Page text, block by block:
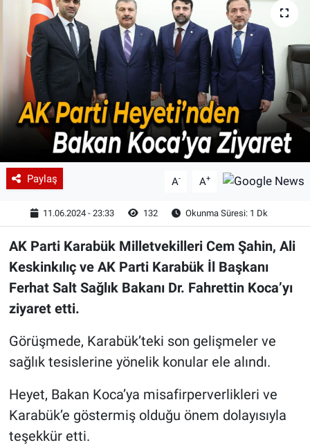
Paylaş A- A+
11.06.2024 - 23:33 132 Okunma Süresi: 1 Dk
AK Parti Karabük Milletvekilleri Cem Şahin, Ali
Keskinkılıç ve AK Parti Karabük İl Başkanı
Ferhat Salt Sağlık Bakanı Dr. Fahrettin Koca’yı
ziyaret etti.
Görüşmede, Karabük’teki son gelişmeler ve
sağlık tesislerine yönelik konular ele alındı.
Heyet, Bakan Koca’ya misafirperverlikleri ve
Karabük’e göstermiş olduğu önem dolayısıyla
teşekkür etti.